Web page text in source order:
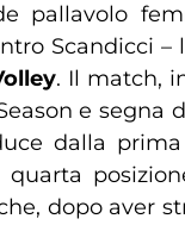
pallavolo
Scandicci –
. Il match,
e
dalla
dopo aver